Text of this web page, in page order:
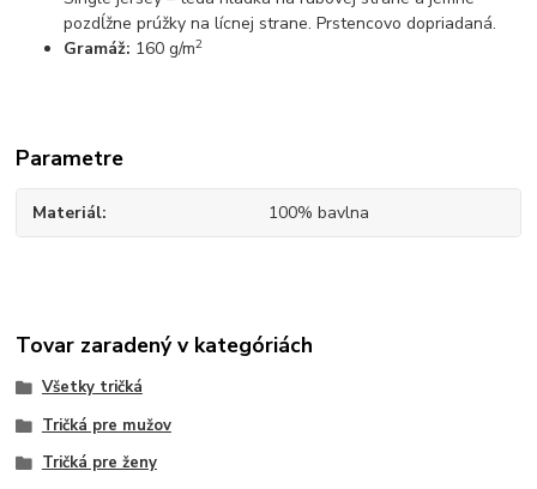
pozdĺžne prúžky na lícnej strane. Prstencovo dopriadaná.
Gramáž: 160 g/m2
Parametre
Materiál 100% bavlna
Tovar zaradený v kategóriách
Všetky tričká
Tričká pre mužov
Tričká pre ženy